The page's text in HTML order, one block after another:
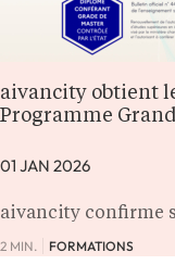
aivancity obtient
Programme
01 JAN 2026
aivancity confirme
2 MIN. FORMATIONS